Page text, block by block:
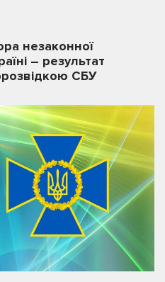
незаконної
– результат
СБУ